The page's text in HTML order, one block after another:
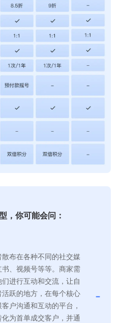
，你可能会问：
布在各种不同的社交媒
、视频号等等。商家需
进行互动和交流，让自
跃的地方，在每个核心
户沟通和互动的平台，
为首单成交客户，并通
-